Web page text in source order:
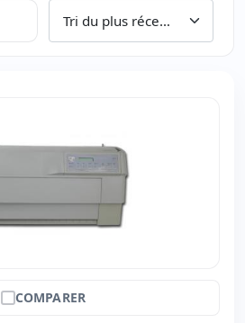
COMPARER